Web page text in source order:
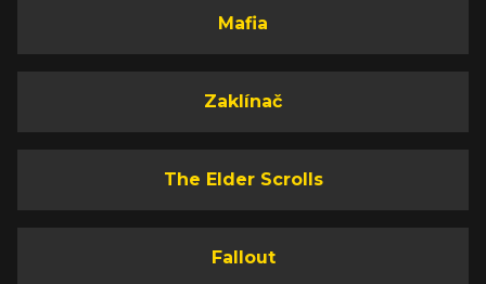
Mafia
Zaklínač
The Elder Scrolls
Fallout